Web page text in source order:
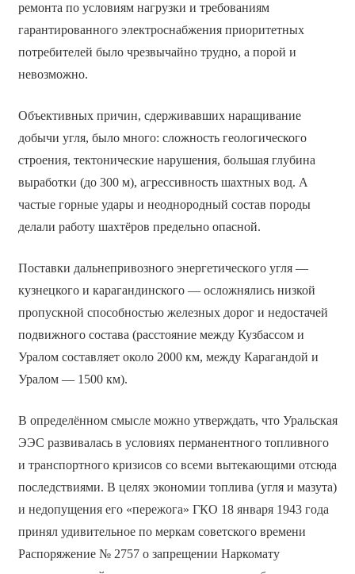
ремонта по условиям нагрузки и требованиям
гарантированного электроснабжения приоритетных
потребителей было чрезвычайно трудно, а порой и
невозможно.
Объективных причин, сдерживавших наращивание
добычи угля, было много: сложность геологического
строения, тектонические нарушения, большая глубина
выработки (до 300 м), агрессивность шахтных вод. А
частые горные удары и неоднородный состав породы
делали работу шахтёров предельно опасной.
Поставки дальнепривозного энергетического угля —
кузнецкого и карагандинского — осложнялись низкой
пропускной способностью железных дорог и недостачей
подвижного состава (расстояние между Кузбассом и
Уралом составляет около 2000 км, между Карагандой и
Уралом — 1500 км).
В определённом смысле можно утверждать, что Уральская
ЭЭС развивалась в условиях перманентного топливного
и транспортного кризисов со всеми вытекающими отсюда
последствиями. В целях экономии топлива (угля и мазута)
и недопущения его «пережога» ГКО 18 января 1943 года
принял удивительное по меркам советского времени
Распоряжение № 2757 о запрещении Наркомату